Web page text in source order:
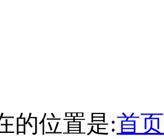
的位置是:首页